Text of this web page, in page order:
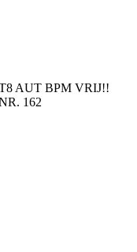
AUT BPM VRIJ!!
162